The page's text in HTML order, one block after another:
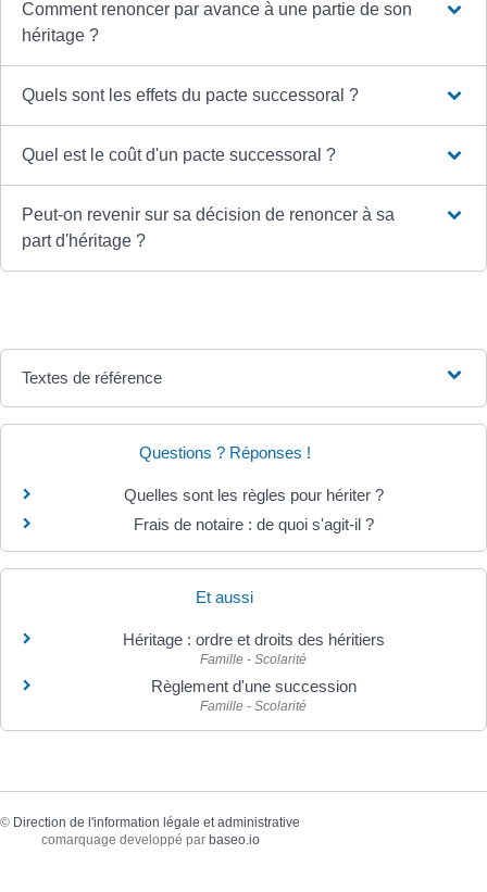
Comment renoncer par avance à une partie de son
héritage ?
Quels sont les effets du pacte successoral ?
Quel est le coût d'un pacte successoral ?
Peut-on revenir sur sa décision de renoncer à sa
part d'héritage ?
Textes de référence
Questions ? Réponses !
Quelles sont les règles pour hériter ?
Frais de notaire : de quoi s'agit-il ?
Et aussi
Héritage : ordre et droits des héritiers
Famille - Scolarité
Règlement d'une succession
Famille - Scolarité
© Direction de l'information légale et administrative
comarquage developpé par baseo.io